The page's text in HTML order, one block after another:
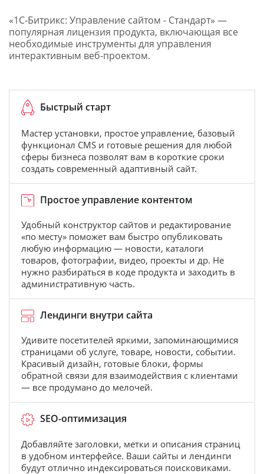
«1С-Битрикс: Управление сайтом - Стандарт» —
популярная лицензия продукта, включающая все
необходимые инструменты для управления
интерактивным веб-проектом.
Быстрый старт
Мастер установки, простое управление, базовый
функционал CMS и готовые решения для любой
сферы бизнеса позволят вам в короткие сроки
создать современный адаптивный сайт.
Простое управление контентом
Удобный конструктор сайтов и редактирование
«по месту» поможет вам быстро опубликовать
любую информацию — новости, каталоги
товаров, фотографии, видео, проекты и др. Не
нужно разбираться в коде продукта и заходить в
административную часть.
Лендинги внутри сайта
Удивите посетителей яркими, запоминающимися
страницами об услуге, товаре, новости, событии.
Красивый дизайн, готовые блоки, формы
обратной связи для взаимодействия с клиентами
— все продумано до мелочей.
SEO-оптимизация
Добавляйте заголовки, метки и описания страниц
в удобном интерфейсе. Ваши сайты и лендинги
будут отлично индексироваться поисковиками.